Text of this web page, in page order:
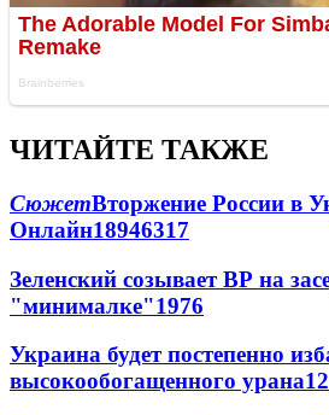
ЧИТАЙТЕ ТАКЖЕ
СюжетВторжение России в
Онлайн18946317
Зеленский созывает ВР на
"минималке"1976
Украина будет постепенно
высокообогащенного урана12